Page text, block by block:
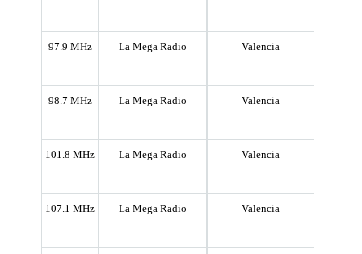
97.9 MHz La Mega Radio Valencia
98.7 MHz La Mega Radio Valencia
101.8 MHz La Mega Radio Valencia
107.1 MHz La Mega Radio Valencia